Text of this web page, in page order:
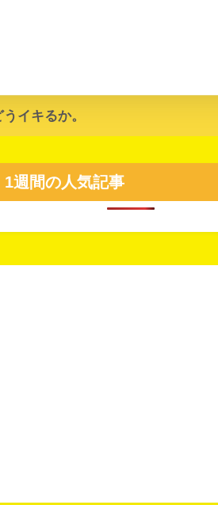
イキるか。
1週間の人気記事